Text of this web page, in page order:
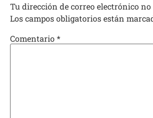
Tu dirección de correo electrónico no
Los campos obligatorios están
Comentario*